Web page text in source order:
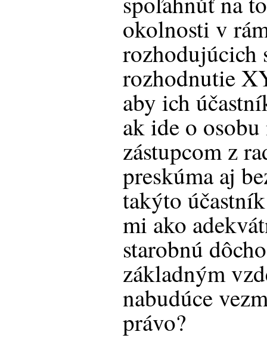
okolnosti v
rozhodujúcich
rozhodnutie
aby ich
ak ide o osobu
zástupcom z
preskúma aj
takýto
mi ako
starobnú
základným
nabudúce
právo?